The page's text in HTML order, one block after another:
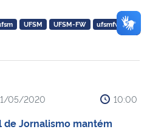
UFSM UFSM-FW ufsmfw
05/2020 10:00
Jornalismo mantém